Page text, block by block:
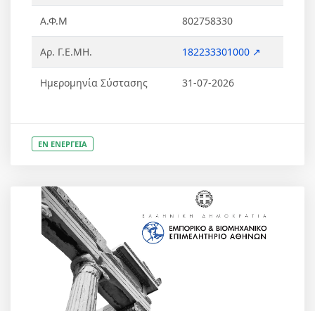
Α.Φ.Μ 802758330
Αρ. Γ.Ε.ΜΗ. 182233301000 ↗
Ημερομηνία Σύστασης 31-07-2026
ΕΝ ΕΝΕΡΓΕΙΑ